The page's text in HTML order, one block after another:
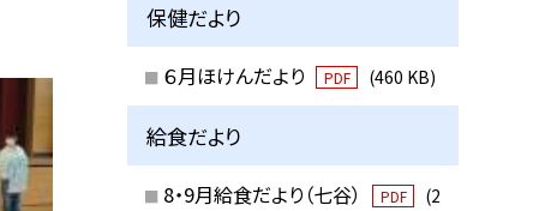
保健だより
６月ほけんだより PDF (460 KB)
給食だより
8・9月給食だより（七谷） PDF
(2